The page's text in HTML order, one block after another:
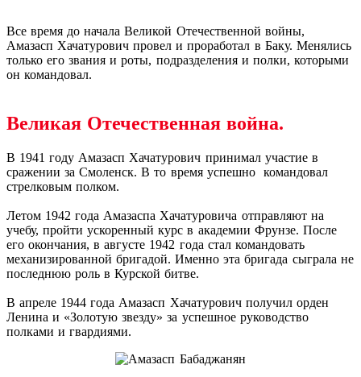
Все время до начала Великой Отечественной войны,
Амазасп Хачатурович провел и проработал в Баку. Менялись
только его звания и роты, подразделения и полки, которыми
он командовал.
Великая Отечественная война.
В 1941 году Амазасп Хачатурович принимал участие в
сражении за Смоленск. В то время успешно командовал
стрелковым полком.
Летом 1942 года Амазаспа Хачатуровича отправляют на
учебу, пройти ускоренный курс в академии Фрунзе. После
его окончания, в августе 1942 года стал командовать
механизированной бригадой. Именно эта бригада сыграла не
последнюю роль в Курской битве.
В апреле 1944 года Амазасп Хачатурович получил орден
Ленина и «Золотую звезду» за успешное руководство
полками и гвардиями.